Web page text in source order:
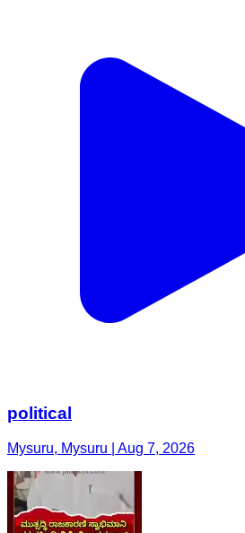
political
Mysuru, Mysuru | Aug 7, 2026